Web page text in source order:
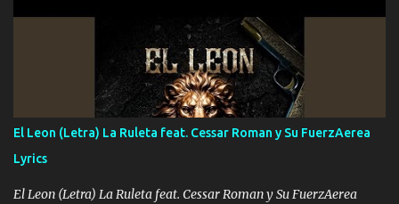
pero eso ya no va a pasar me perderé en la soledad Porque me
mirabas bonito si yo no fui el final feliz el final fue triste pa mí Y
duele no tenerte aquí sabiendo que moría por ti yo y la luna
cantamos y por ti nos embriagamos Quién sabe qué será de mí si
contigo fui muy feliz a lo mejor no lloró pero muy en el fondo te
adoro
El Leon (Letra) La Ruleta feat. Cessar Roman y Su FuerzAerea
Lyrics
El Leon (Letra) La Ruleta feat. Cessar Roman y Su FuerzAerea